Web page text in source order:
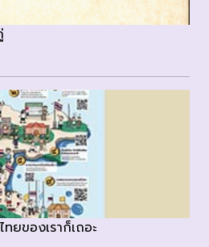
ยของเราก็เถอะ